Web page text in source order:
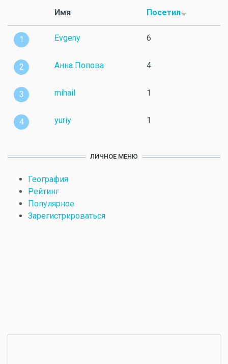
Имя Посетил
1 Evgeny 6
2 Анна Попова 4
3 mihail 1
4 yuriy 1
ЛИЧНОЕ МЕНЮ
География
Рейтинг
Популярное
Зарегистрироваться